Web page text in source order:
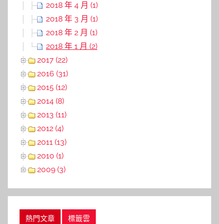
2018 年 4 月 (1)
2018 年 3 月 (1)
2018 年 2 月 (1)
2018 年 1 月 (2)
2017 (22)
2016 (31)
2015 (12)
2014 (8)
2013 (11)
2012 (4)
2011 (13)
2010 (1)
2009 (3)
熱門文章 標籤雲